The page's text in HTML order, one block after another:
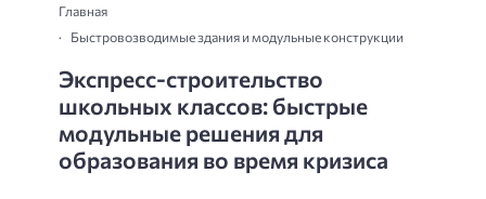
Главная
Быстровозводимые здания и модульные конструкции
Экспресс-строительство
школьных классов: быстрые
модульные решения для
образования во время кризиса